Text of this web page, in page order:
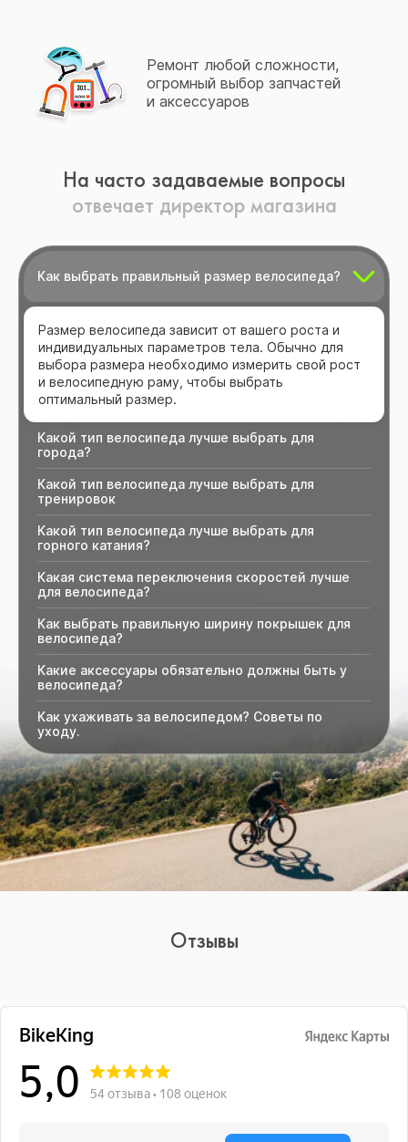
Ремонт любой сложности,
огромный выбор запчастей
и аксессуаров
На часто задаваемые вопросы
отвечает директор магазина
Как выбрать правильный размер велосипеда?
Размер велосипеда зависит от вашего роста и
индивидуальных параметров тела. Обычно для
выбора размера необходимо измерить свой рост
и велосипедную раму, чтобы выбрать
оптимальный размер.
Какой тип велосипеда лучше выбрать для
города?
Какой тип велосипеда лучше выбрать для
тренировок
Какой тип велосипеда лучше выбрать для
горного катания?
Какая система переключения скоростей лучше
для велосипеда?
Как выбрать правильную ширину покрышек для
велосипеда?
Какие аксессуары обязательно должны быть у
велосипеда?
Как ухаживать за велосипедом? Советы по
уходу.
Отзывы